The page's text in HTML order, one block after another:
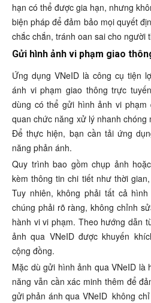
hạn có thể được gia hạn, nhưng
biện pháp để đảm bảo mọi quyết
chắc chắn, tránh oan sai cho người
Gửi hình ảnh vi phạm giao
Ứng dụng VNeID là công cụ tiện
ánh vi phạm giao thông trực
dùng có thể gửi hình ảnh vi phạm
quan chức năng xử lý nhanh chóng
Để thực hiện, bạn cần tải ứng
năng phản ánh.
Quy trình bao gồm chụp ảnh
kèm thông tin chi tiết như thời
Tuy nhiên, không phải tất cả
chúng phải rõ ràng, không chỉnh
hành vi vi phạm. Theo hướng dẫn
ảnh qua VNeID được khuyến
cộng đồng.
Mặc dù gửi hình ảnh qua VNeID là
năng vẫn cần xác minh thêm để
gửi phản ánh qua VNeID không